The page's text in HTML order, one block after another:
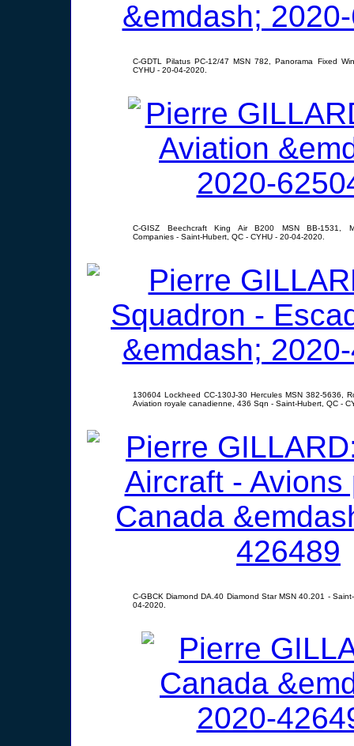
C-GDTL Pilatus PC-12/47 MSN 782, Panorama Fixed
CYHU - 20-04-2020.
C-GISZ Beechcraft King Air B200 MSN BB-1531,
Companies - Saint-Hubert, QC - CYHU - 20-04-2020.
130604 Lockheed CC-130J-30 Hercules MSN 382-5636,
Aviation royale canadienne, 436 Sqn - Saint-Hubert, QC -
C-GBCK Diamond DA.40 Diamond Star MSN 40.201 -
04-2020.